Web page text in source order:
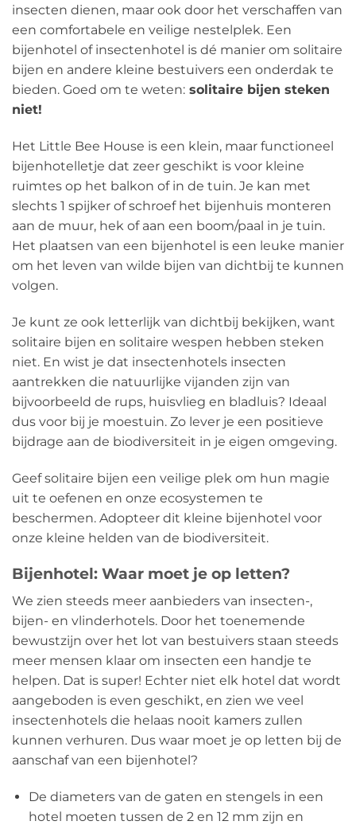
insecten dienen, maar ook door het verschaffen van
een comfortabele en veilige nestelplek. Een
bijenhotel of insectenhotel is dé manier om solitaire
bijen en andere kleine bestuivers een onderdak te
bieden. Goed om te weten: solitaire bijen steken
niet!
Het Little Bee House is een klein, maar functioneel
bijenhotelletje dat zeer geschikt is voor kleine
ruimtes op het balkon of in de tuin. Je kan met
slechts 1 spijker of schroef het bijenhuis monteren
aan de muur, hek of aan een boom/paal in je tuin.
Het plaatsen van een bijenhotel is een leuke manier
om het leven van wilde bijen van dichtbij te kunnen
volgen.
Je kunt ze ook letterlijk van dichtbij bekijken, want
solitaire bijen en solitaire wespen hebben steken
niet. En wist je dat insectenhotels insecten
aantrekken die natuurlijke vijanden zijn van
bijvoorbeeld de rups, huisvlieg en bladluis? Ideaal
dus voor bij je moestuin. Zo lever je een positieve
bijdrage aan de biodiversiteit in je eigen omgeving.
Geef solitaire bijen een veilige plek om hun magie
uit te oefenen en onze ecosystemen te
beschermen. Adopteer dit kleine bijenhotel voor
onze kleine helden van de biodiversiteit.
Bijenhotel: Waar moet je op letten?
We zien steeds meer aanbieders van insecten-,
bijen- en vlinderhotels. Door het toenemende
bewustzijn over het lot van bestuivers staan steeds
meer mensen klaar om insecten een handje te
helpen. Dat is super! Echter niet elk hotel dat wordt
aangeboden is even geschikt, en zien we veel
insectenhotels die helaas nooit kamers zullen
kunnen verhuren. Dus waar moet je op letten bij de
aanschaf van een bijenhotel?
De diameters van de gaten en stengels in een
hotel moeten tussen de 2 en 12 mm zijn en